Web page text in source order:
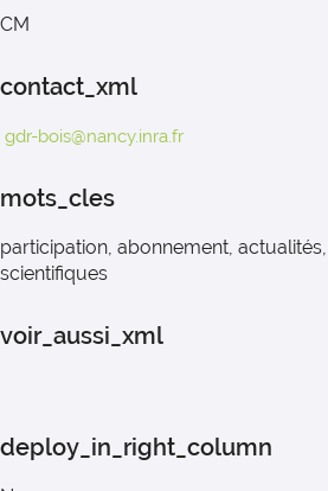
CM
contact_xml
gdr-bois@nancy.inra.fr
mots_cles
participation, abonnement,
scientifiques
voir_aussi_xml
deploy_in_right_column